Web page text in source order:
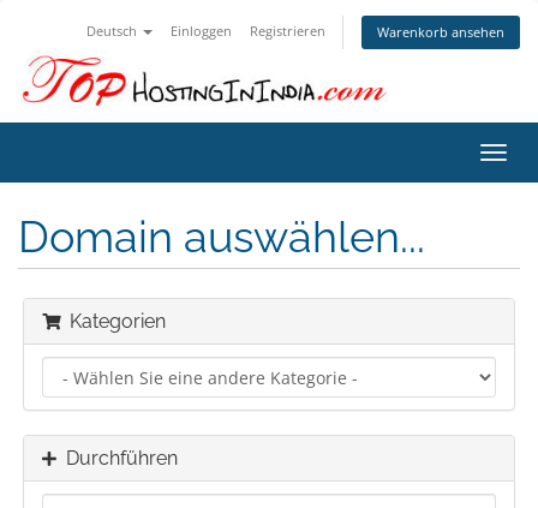
Deutsch Einloggen Registrieren Warenkorb ansehen
ein-/
Domain auswählen...
Kategorien
Durchführen